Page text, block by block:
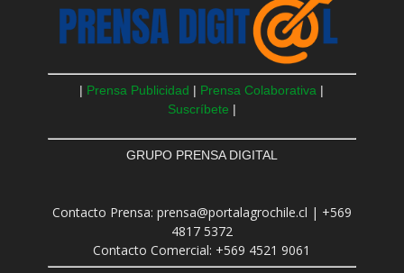
| Prensa Publicidad | Prensa Colaborativa |
Suscríbete |
GRUPO PRENSA DIGITAL
Contacto Prensa: prensa@portalagrochile.cl | +569
4817 5372
Contacto Comercial: +569 4521 9061